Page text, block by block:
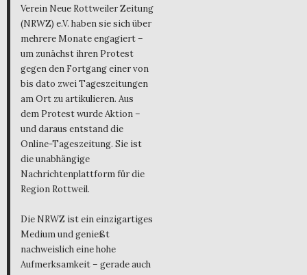
Verein Neue Rottweiler Zeitung
(NRWZ) e.V. haben sie sich über
mehrere Monate engagiert –
um zunächst ihren Protest
gegen den Fortgang einer von
bis dato zwei Tageszeitungen
am Ort zu artikulieren. Aus
dem Protest wurde Aktion –
und daraus entstand die
Online-Tageszeitung. Sie ist
die unabhängige
Nachrichtenplattform für die
Region Rottweil.
Die NRWZ ist ein einzigartiges
Medium und genießt
nachweislich eine hohe
Aufmerksamkeit – gerade auch